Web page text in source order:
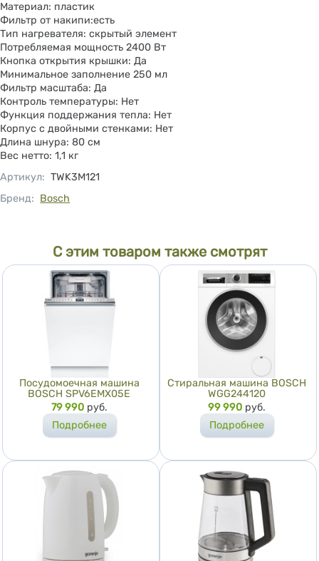
Материал: пластик
Фильтр от накипи:есть
Тип нагревателя: скрытый элемент
Потребляемая мощность 2400 Вт
Кнопка открытия крышки: Да
Минимальное заполнение 250 мл
Фильтр масштаба: Да
Контроль температуры: Нет
Функция поддержания тепла: Нет
Корпус с двойными стенками: Нет
Длина шнура: 80 см
Вес нетто: 1,1 кг
Артикул: TWK3M121
Бренд: Bosch
С этим товаром также смотрят
Посудомоечная машина
BOSCH SPV6EMX05E
Цена
79 990 руб.
Подробнее
Стиральная машина BOSCH
WGG244120
Цена
99 990 руб.
Подробнее